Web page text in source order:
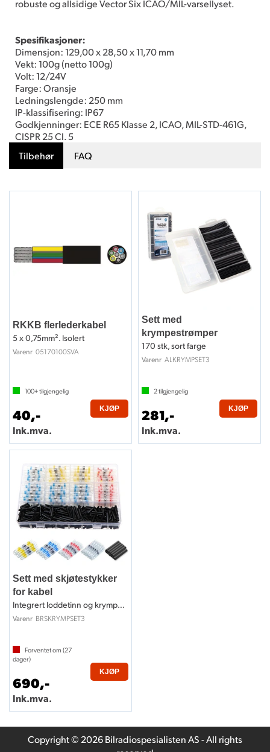
robuste og allsidige Vector Six ICAO/MIL-varsellyset.
Spesifikasjoner:
Dimensjon: 129,00 x 28,50 x 11,70 mm
Vekt: 100g (netto 100g)
Volt: 12/24V
Farge: Oransje
Ledningslengde: 250 mm
IP-klassifisering: IP67
Godkjenninger: ECE R65 Klasse 2, ICAO, MIL-STD-461G,
CISPR 25 Cl. 5
Tilbehør
FAQ
RKKB flerlederkabel
5 x 0,75mm². Isolert
Varenr 05170100SVA
100+tilgjengelig
40,-
Ink.mva.
KJØP
Sett med
krympestrømper
170 stk, sort farge
Varenr ALKRYMPSET3
2tilgjengelig
281,-
Ink.mva.
KJØP
Sett med skjøtestykker
for kabel
Integrert loddetinn og krympestrømpe
Varenr BRSKRYMPSET3
Forventet om (27
dager)
690,-
Ink.mva.
KJØP
Copyright © 2026 Bilradiospesialisten AS - All rights